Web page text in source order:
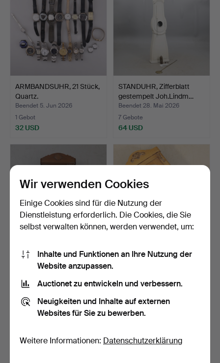
ARMBANDSUHR, 21 Stück,
Quartz.
Beendet 5. Jun 2026
1 Gebot
32 USD
STANDUHR, Zifferblatt
gestempelt Joh.Lindm…
Beendet 28. Mai 2026
7 Gebote
64 USD
WANDUHR, erste Hälfte
des 20. Jahrhunderts.
Beendet 28. Mai 2026
3 Gebote
WANDUHR, Wehrle
Silentomatic, Mitte des 20…
1 Gebot
Wir verwenden Cookies
Einige Cookies sind für die Nutzung der
Dienstleistung erforderlich. Die Cookies, die Sie
selbst verwalten können, werden verwendet, um:
Inhalte und Funktionen an Ihre Nutzung der
Website anzupassen.
Auctionet zu entwickeln und verbessern.
Neuigkeiten und Inhalte auf externen
Websites für Sie zu bewerben.
Weitere Informationen: Datenschutzerklärung